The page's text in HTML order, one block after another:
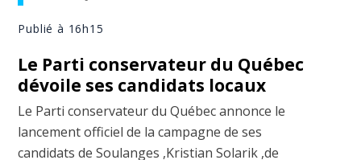
Publié à 16h15
Le Parti conservateur du Québec
dévoile ses candidats locaux
Le Parti conservateur du Québec annonce le
lancement officiel de la campagne de ses
candidats de Soulanges ,Kristian Solarik ,de